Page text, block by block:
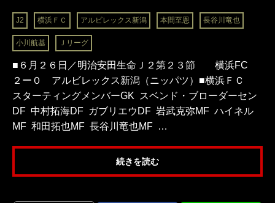
J2 横浜ＦＣ アルビレックス新潟 本間至恩 長谷川竜也
小川航基 Ｊリーグ
■６月２６日／明治安田生命Ｊ２第２３節 横浜FC
２ー０ アルビレックス新潟（ニッパツ）■横浜ＦＣ
スターティングメンバーGK スベンド・ブローダーセン
DF 中村拓海DF ガブリエウDF 岩武克弥MF ハイネル
MF 和田拓也MF 長谷川竜也MF …
続きを読む